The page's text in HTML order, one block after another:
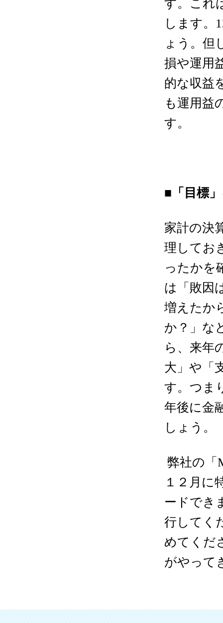
す。これ
します。
ょう。但
損や運用
的な収益
も運用益
す。
■「目標
家計の決
理してお
ったかを
は「敗因
増えたか
か？」な
ら、来年
大」や「
す。つま
年後に金
しょう。
弊社の「
１２月に
ードでき
行してく
めてくだ
がやって